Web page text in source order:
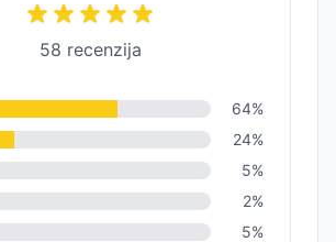
58 recenzija
64%
24%
5%
2%
5%